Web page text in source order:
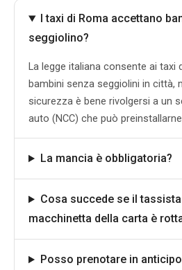
I taxi di Roma accettano
seggiolino?
La legge italiana consente ai taxi
bambini senza seggiolini in città,
sicurezza è bene rivolgersi a un
auto (NCC) che può
La mancia è obbligatoria?
Cosa succede se il
macchinetta della carta è
Posso prenotare in